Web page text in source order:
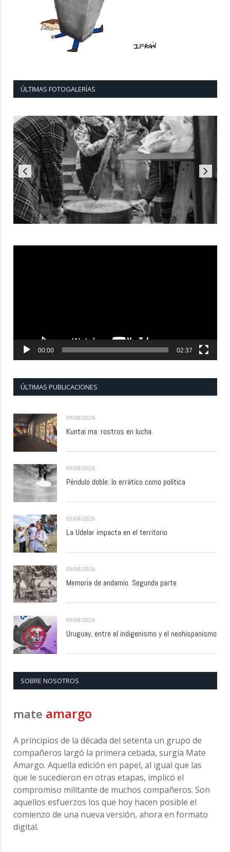
ÚLTIMAS FOTOGALERÍAS
00:00 02:37
ÚLTIMAS PUBLICACIONES
09/08/2026
Kuntai ma: rostros en lucha.
09/08/2026
Péndulo doble: lo errático como política
09/08/2026
La Udelar impacta en el territorio
09/08/2026
Memoria de andamio. Segunda parte
09/08/2026
Uruguay, entre el indigenismo y el neohispanismo
SOBRE NOSOTROS
mate amargo
A principios de la década del setenta un grupo de
compañeros largó la primera cebada, surgía Mate
Amargo. Aquella edición en papel, al igual que las
que le sucedieron en otras etapas, implicó el
compromiso militante de muchos compañeros. Son
aquellos esfuerzos los que hoy hacen posible el
comienzo de una nueva versión, ahora en formato
digital.